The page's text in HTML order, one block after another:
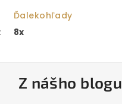
Ďalekohľady
: 8x
Z nášho blogu